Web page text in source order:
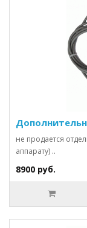
не продается
аппарату) ..
8900 руб.